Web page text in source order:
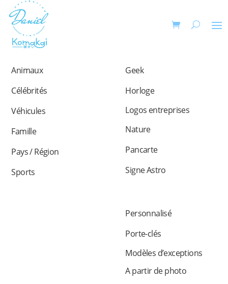
Animaux
Célébrités
Véhicules
Famille
Pays / Région
Sports
Geek
Horloge
Logos entreprises
Nature
Pancarte
Signe Astro
Personnalisé
Porte-clés
Modèles d’exceptions
A partir de photo